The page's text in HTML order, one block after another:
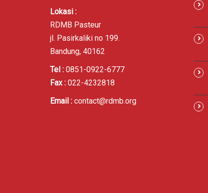
Lokasi :
RDMB Pasteur
jl. Pasirkaliki no 199.
Bandung, 40162
Tel : 0851-0922-6777
Fax : 022-4232818
Email : contact@rdmb.org